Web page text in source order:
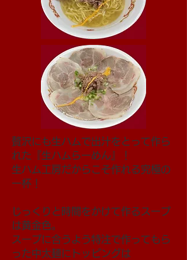
贅沢にも生ハムで出汁をとって作ら
れた『生ハムらーめん』！
生ハム工房だからこそ作れる究極の
一杯！
じっくりと時間をかけて作るスープ
は黄金色。
スープに合うよう特注で作ってもら
った中太麺にトッピングは